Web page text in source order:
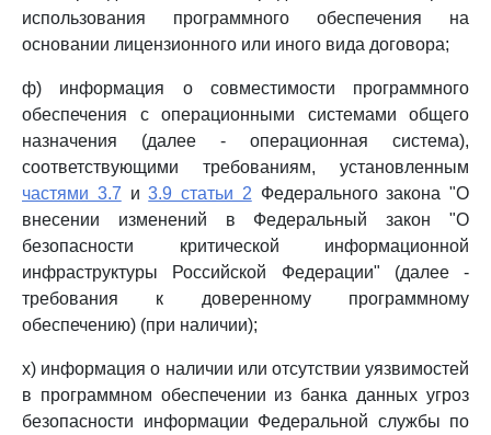
использования программного обеспечения на
основании лицензионного или иного вида договора;
ф) информация о совместимости программного
обеспечения с операционными системами общего
назначения (далее - операционная система),
соответствующими требованиям, установленным
частями 3.7 и3.9 статьи 2 Федерального закона "О
внесении изменений в Федеральный закон "О
безопасности критической информационной
инфраструктуры Российской Федерации" (далее -
требования к доверенному программному
обеспечению) (при наличии);
х) информация о наличии или отсутствии уязвимостей
в программном обеспечении из банка данных угроз
безопасности информации Федеральной службы по